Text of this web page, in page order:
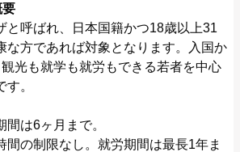
要
呼ばれ、日本国籍かつ18歳以上31
な方であれば対象となります。入国か
光も就学も就労もできる若者を中心
。
間は6ヶ月まで。
間の制限なし。就労期間は最長1年ま